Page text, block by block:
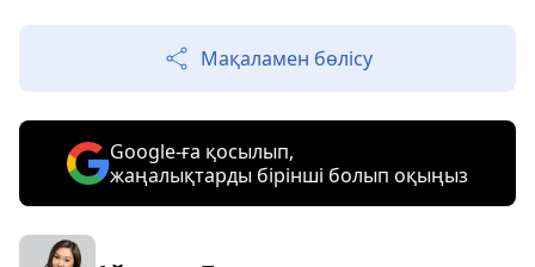
Мақаламен бөлісу
Google-ға қосылып,
жаңалықтарды бірінші болып оқыңыз